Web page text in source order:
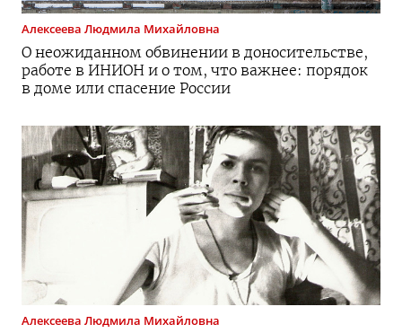
Алексеева Людмила Михайловна
О неожиданном обвинении в доносительстве,
работе в ИНИОН и о том, что важнее: порядок
в доме или спасение России
Алексеева Людмила Михайловна